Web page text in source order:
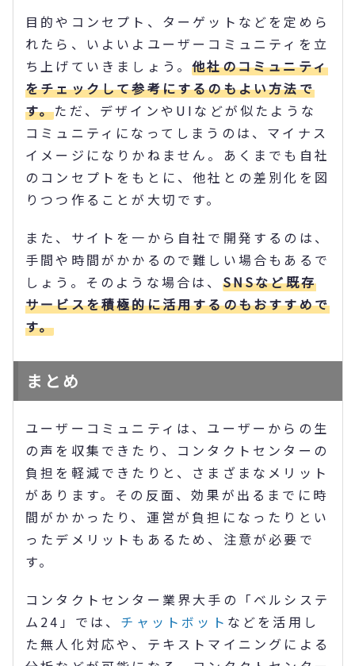
目的やコンセプト、ターゲットなどを定めら
れたら、いよいよユーザーコミュニティを立
ち上げていきましょう。他社のコミュニティ
をチェックして参考にするのもよい方法で
す。ただ、デザインやUIなどが似たような
コミュニティになってしまうのは、マイナス
イメージになりかねません。あくまでも自社
のコンセプトをもとに、他社との差別化を図
りつつ作ることが大切です。
また、サイトを一から自社で開発するのは、
手間や時間がかかるので難しい場合もあるで
しょう。そのような場合は、 SNSなど既存
サービスを積極的に活用するのもおすすめで
す。
まとめ
ユーザーコミュニティは、ユーザーからの生
の声を収集できたり、コンタクトセンターの
負担を軽減できたりと、さまざまなメリット
があります。その反面、効果が出るまでに時
間がかかったり、運営が負担になったりとい
ったデメリットもあるため、注意が必要で
す。
コンタクトセンター業界大手の「ベルシステ
ム24」では、 チャットボット などを活用し
た無人化対応や、テキストマイニングによる